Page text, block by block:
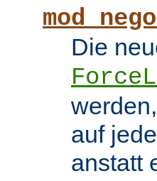
Die
auf
anstatt